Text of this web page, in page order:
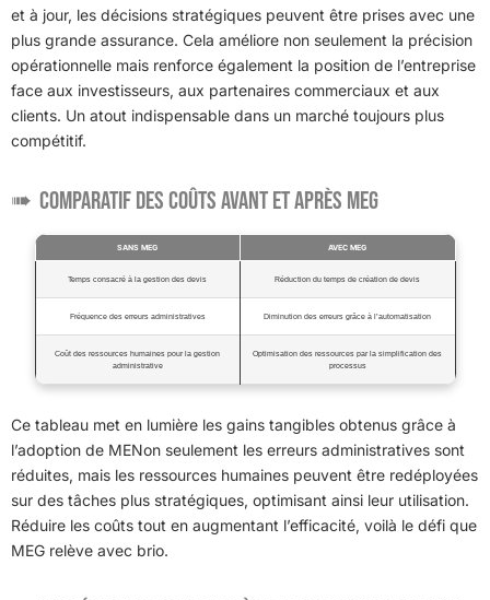
et à jour, les décisions stratégiques peuvent être prises avec une
plus grande assurance. Cela améliore non seulement la précision
opérationnelle mais renforce également la position de l’entreprise
face aux investisseurs, aux partenaires commerciaux et aux
clients. Un atout indispensable dans un marché toujours plus
compétitif.
Comparatif des Coûts Avant et Après MEG
SANS MEG AVEC MEG
Temps consacré à la gestion des devis Réduction du temps de création de devis
Fréquence des erreurs administratives Diminution des erreurs grâce à l’automatisation
Coût des ressources humaines pour la gestion
administrative
Optimisation des ressources par la simplification des
processus
Ce tableau met en lumière les gains tangibles obtenus grâce à
l’adoption de MENon seulement les erreurs administratives sont
réduites, mais les ressources humaines peuvent être redéployées
sur des tâches plus stratégiques, optimisant ainsi leur utilisation.
Réduire les coûts tout en augmentant l’efficacité, voilà le défi que
MEG relève avec brio.